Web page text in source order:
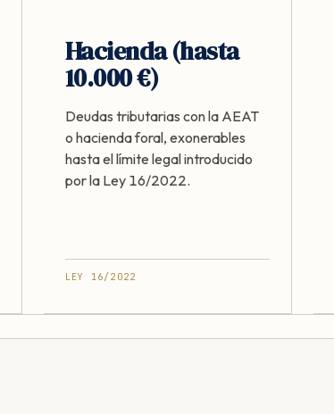
Hacienda (hasta
10.000 €)
Deudas tributarias con la AEAT
o hacienda foral, exonerables
hasta el límite legal introducido
por la Ley 16/2022.
LEY 16/2022